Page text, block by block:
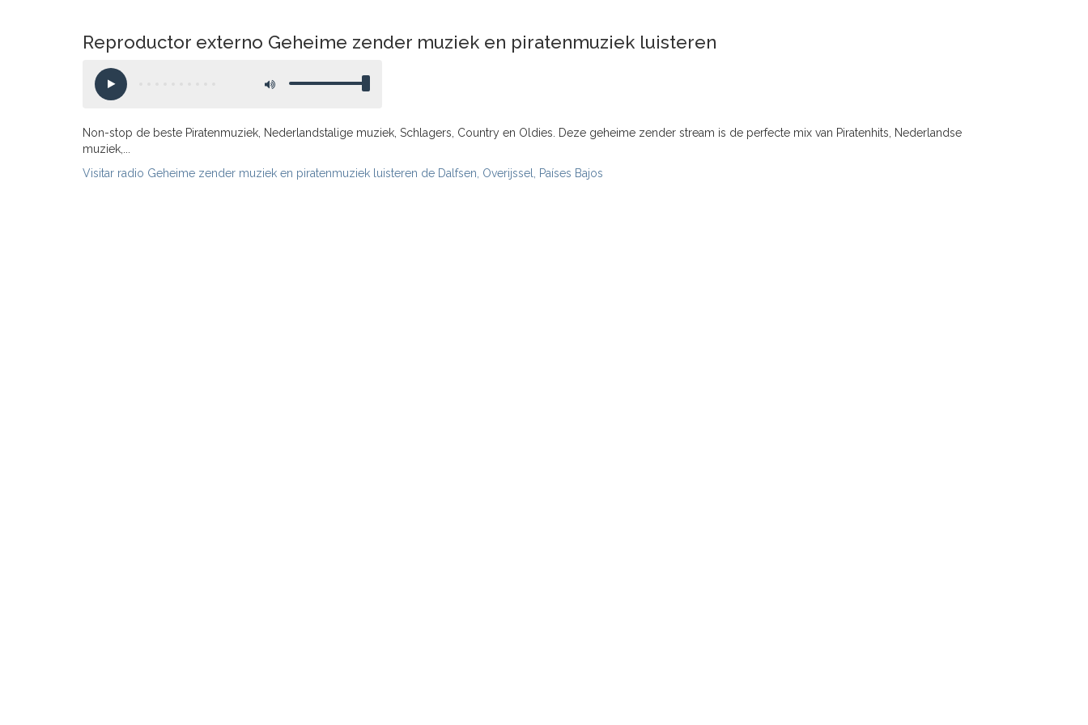
Reproductor externo Geheime zender muziek en piratenmuziek luisteren
Non-stop de beste Piratenmuziek, Nederlandstalige muziek, Schlagers, Country en Oldies. Deze geheime zender stream is de perfecte mix van Piratenhits, Nederlandse
muziek,...
Visitar radio Geheime zender muziek en piratenmuziek luisteren de Dalfsen, Overijssel, Países Bajos